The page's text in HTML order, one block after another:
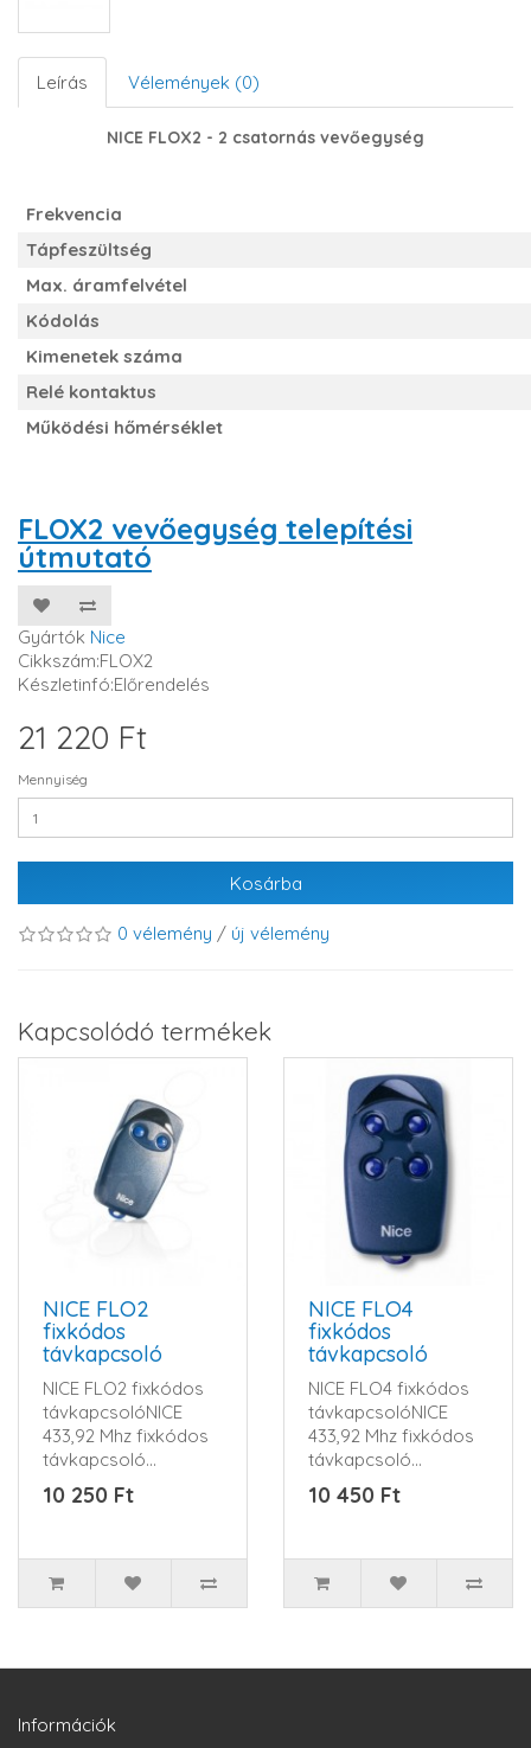
Leírás Vélemények (0)
NICE FLOX2 - 2 csatornás vevőegység
Frekvencia
Tápfeszültség
Max. áramfelvétel
Kódolás
Kimenetek száma
Relé kontaktus
Működési hőmérséklet
FLOX2 vevőegység telepítési
útmutató
Gyártók Nice
Cikkszám:FLOX2
Készletinfó:Előrendelés
21 220 Ft
Mennyiség
Kosárba
0 vélemény / új vélemény
Kapcsolódó termékek
NICE FLO2
fixkódos
távkapcsoló
NICE FLO2 fixkódos
távkapcsolóNICE
433,92 Mhz fixkódos
távkapcsoló...
10 250 Ft
NICE FLO4
fixkódos
távkapcsoló
NICE FLO4 fixkódos
távkapcsolóNICE
433,92 Mhz fixkódos
távkapcsoló...
10 450 Ft
Információk